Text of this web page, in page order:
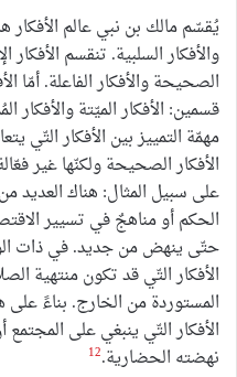
يُقسّم مالك بن نبي عالم الأفكار
والأفكار السلبية. تنقسم
الصحيحة والأفكار الفاعلة. أمّا
قسمين: الأفكار الميّتة والأفكار
مهمّة التمييز بين الأفكار التّي
الأفكار الصحيحة ولكنّها غير
على سبيل المثال: هناك العديد
الحكم أو مناهجٌ في تسيير
حتّى ينهض من جديد. في ذات
الأفكار التّي قد تكون منتهية
المستوردة من الخارج. بناءً
الأفكار التّي ينبغي على
نهضته الحضارية.12